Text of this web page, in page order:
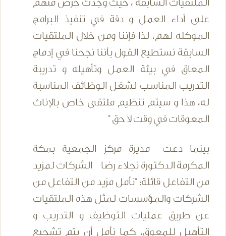
الملتقيات السابقة ، حيث وجدت حرصً منهم
على أداء العمل و دقة في تنفيذ البرامج
الموكله لهم، لذا فإننا ومن خلال الملتقيات
السابقة نستطيع القول بأننا نجحنا في إدماج
المعاق في بيئة العمل وتأهيله و تدريبة
التدريب المناسب لشغل الوظائف المناسبة
له، هذا و سيتم تنظيم ملتقى خاص بالإناث
المعوقات في وقت لا حق "
بينما دعت مديرة مركز الجمعية بمكة
المكرمة الدكتورة نجلاء رضا الشركات لمزيد
من التفاعل قائلة: "نأمل مزيد من التفاعل من
الشركات والمؤسسات لمثل هذه الملتقيات
عن طريق عمليات التوظيف و التدريب و
التأهيل للمعوق، كما نأمل أن يتم تشجيع